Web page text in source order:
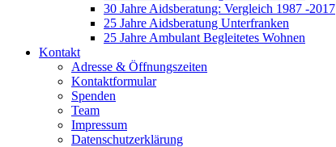
30 Jahre Aidsberatung: Vergleich 1987 -2017
25 Jahre Aidsberatung Unterfranken
25 Jahre Ambulant Begleitetes Wohnen
Kontakt
Adresse & Öffnungszeiten
Kontaktformular
Spenden
Team
Impressum
Datenschutzerklärung